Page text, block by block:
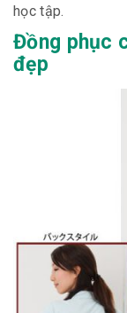
học tập.
Đồng phục
đẹp